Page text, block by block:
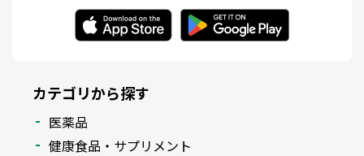
カテゴリから探す
医薬品
健康食品・サプリメント